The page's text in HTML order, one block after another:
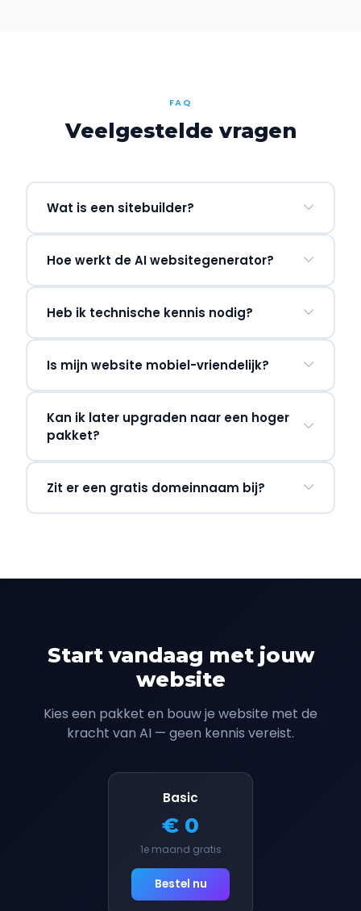
FAQ
Veelgestelde vragen
Wat is een sitebuilder?
Hoe werkt de AI websitegenerator?
Heb ik technische kennis nodig?
Is mijn website mobiel-vriendelijk?
Kan ik later upgraden naar een hoger
pakket?
Zit er een gratis domeinnaam bij?
Start vandaag met jouw
website
Kies een pakket en bouw je website met de
kracht van AI — geen kennis vereist.
Basic
€ 0
1e maand gratis
Bestel nu